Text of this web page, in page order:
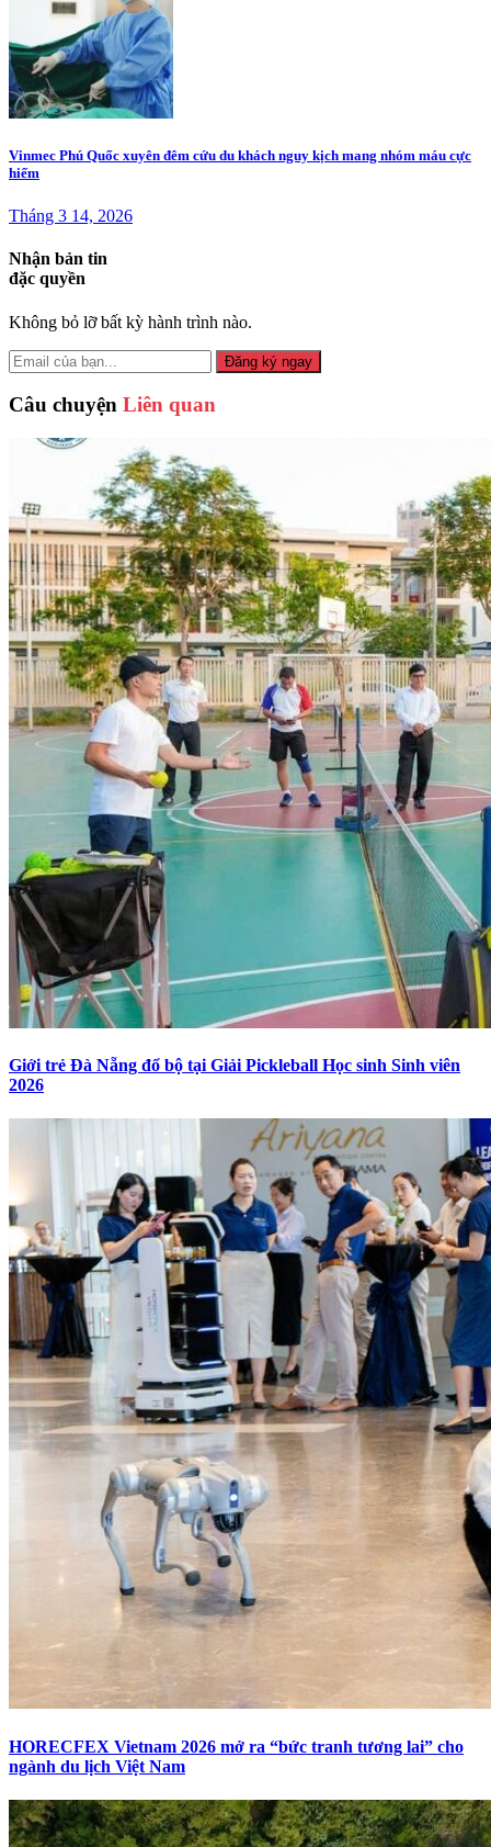
Vinmec Phú Quốc xuyên đêm cứu du khách nguy kịch mang nhóm máu cực
hiếm
Tháng 3 14, 2026
Nhận bản tin
đặc quyền
Không bỏ lỡ bất kỳ hành trình nào.
Đăng ký ngay
Câu chuyện Liên quan
Giới trẻ Đà Nẵng đổ bộ tại Giải Pickleball Học sinh Sinh viên
2026
HORECFEX Vietnam 2026 mở ra “bức tranh tương lai” cho
ngành du lịch Việt Nam